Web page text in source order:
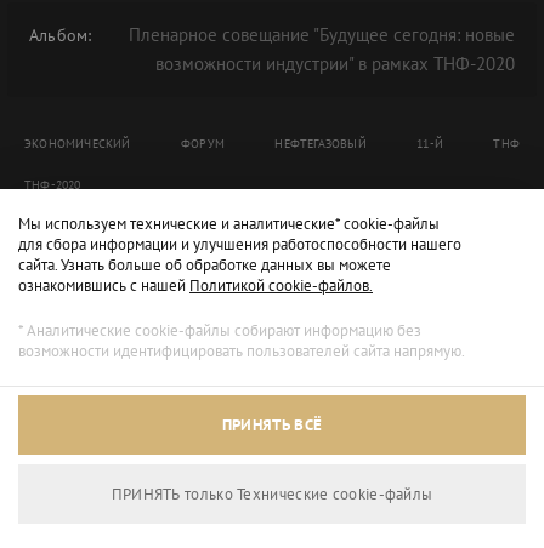
Альбом:
Пленарное совещание "Будущее сегодня: новые
возможности индустрии" в рамках ТНФ-2020
ЭКОНОМИЧЕСКИЙ ФОРУМ НЕФТЕГАЗОВЫЙ 11-Й ТНФ
ТНФ-2020
Мы используем технические и аналитические* cookie-файлы
для сбора информации и улучшения работоспособности нашего
сайта. Узнать больше об обработке данных вы можете
ознакомившись с нашей Политикой cookie-файлов.
* Аналитические cookie-файлы собирают информацию без
возможности идентифицировать пользователей сайта напрямую.
ПРИНЯТЬ ВСЁ
ПРИНЯТЬ только Технические сookie-файлы